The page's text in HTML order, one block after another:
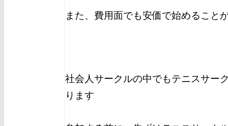
また、費用面でも安価で始めること
社会人サークルの中でもテニスサー
ります